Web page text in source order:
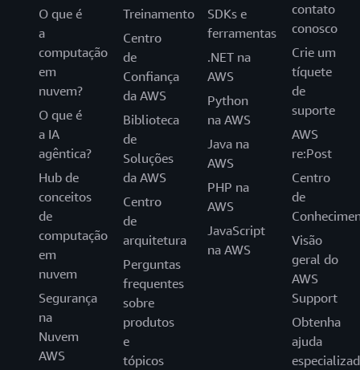
O que é
a
computação
em
nuvem?
O que é
a IA
agêntica?
Hub de
conceitos
de
computação
em
nuvem
Segurança
na
Nuvem
AWS
Treinamento
Centro
de
Confiança
da AWS
Biblioteca
de
Soluções
da AWS
Centro
de
arquitetura
Perguntas
frequentes
sobre
produtos
e
tópicos
SDKs e
ferramentas
.NET na
AWS
Python
na AWS
Java na
AWS
PHP na
AWS
JavaScript
na AWS
contato
conosco
Crie um
tíquete
de
suporte
AWS
re:Post
Centro
de
Visão
geral do
AWS
Support
Obtenha
ajuda